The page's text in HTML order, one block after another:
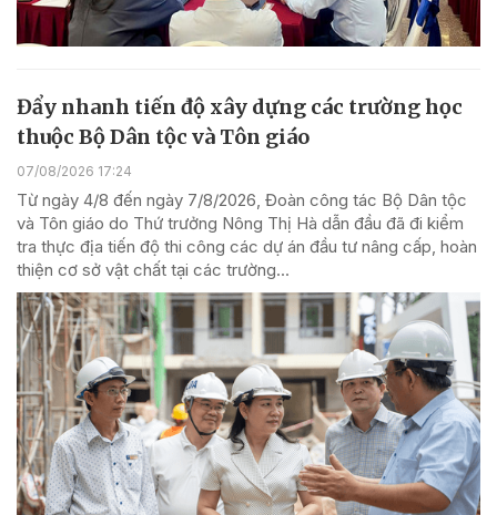
Đẩy nhanh tiến độ xây dựng các trường học
thuộc Bộ Dân tộc và Tôn giáo
07/08/2026 17:24
Từ ngày 4/8 đến ngày 7/8/2026, Đoàn công tác Bộ Dân tộc
và Tôn giáo do Thứ trưởng Nông Thị Hà dẫn đầu đã đi kiểm
tra thực địa tiến độ thi công các dự án đầu tư nâng cấp, hoàn
thiện cơ sở vật chất tại các trường...